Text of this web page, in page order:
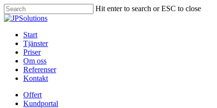
Skip
to
content
Hit enter to search or ESC to close
Close
Menu
Start
Tjänster
Priser
Om oss
Referenser
Kontakt
Offert
Kundportal